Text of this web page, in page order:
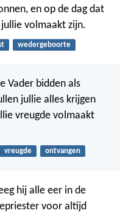
en op de dag dat
volmaakt zijn.
wedergeboorte
Vader bidden als
jullie alles krijgen
vreugde volmaakt
vreugde ontvangen
hij alle eer in de
voor altijd